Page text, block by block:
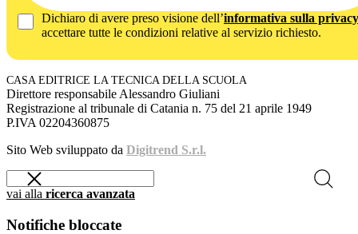
Dichiaro di avere preso visione dell’informativa sulla privacy
accettare tutte le condizioni relative al servizio richiesto.
CASA EDITRICE LA TECNICA DELLA SCUOLA
Direttore responsabile Alessandro Giuliani
Registrazione al tribunale di Catania n. 75 del 21 aprile 1949
P.IVA 02204360875
Sito Web sviluppato da Digitrend S.r.l.
vai alla ricerca avanzata
Notifiche bloccate